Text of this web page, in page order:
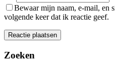
Bewaar mijn naam, e-mail, en
volgende keer dat ik reactie geef.
Zoeken